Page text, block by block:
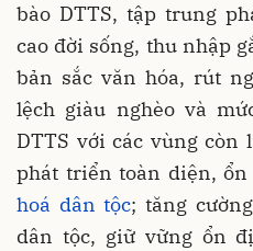
bào DTTS, tập trung
cao đời sống, thu nhập
bản sắc văn hóa, rút
lệch giàu nghèo và
DTTS với các vùng còn
phát triển toàn diện,
hoá dân tộc; tăng
dân tộc, giữ vững ổn